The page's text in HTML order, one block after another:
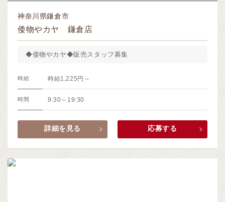
神奈川県鎌倉市
倭物やカヤ 鎌倉店
◆倭物やカヤ◆販売スタッフ募集
時給 時給1,225円～
時間 9:30～19:30
詳細を見る 応募する